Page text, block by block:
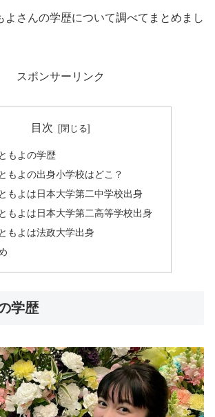
よさんの学歴について調べてまとめまし
スポンサーリンク
目次
もよの学歴
もよの出身小学校はどこ？
もよは日本大学第二中学校出身
もよは日本大学第二高等学校出身
もよは法政大学出身
学歴